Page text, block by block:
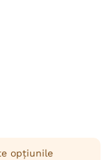
opțiunile